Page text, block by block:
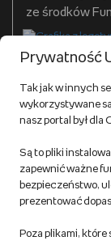
Zwroty
Reklamacje
Regulamin
Pozostałe
Do 100 zł
korzystaj z
ze środków
Prywatność
Tak jak w innych
wykorzystywane
nasz portal był dla
Są to pliki
zapewnić ważne
bezpieczeństwo,
prezentować
Poza plikami, które